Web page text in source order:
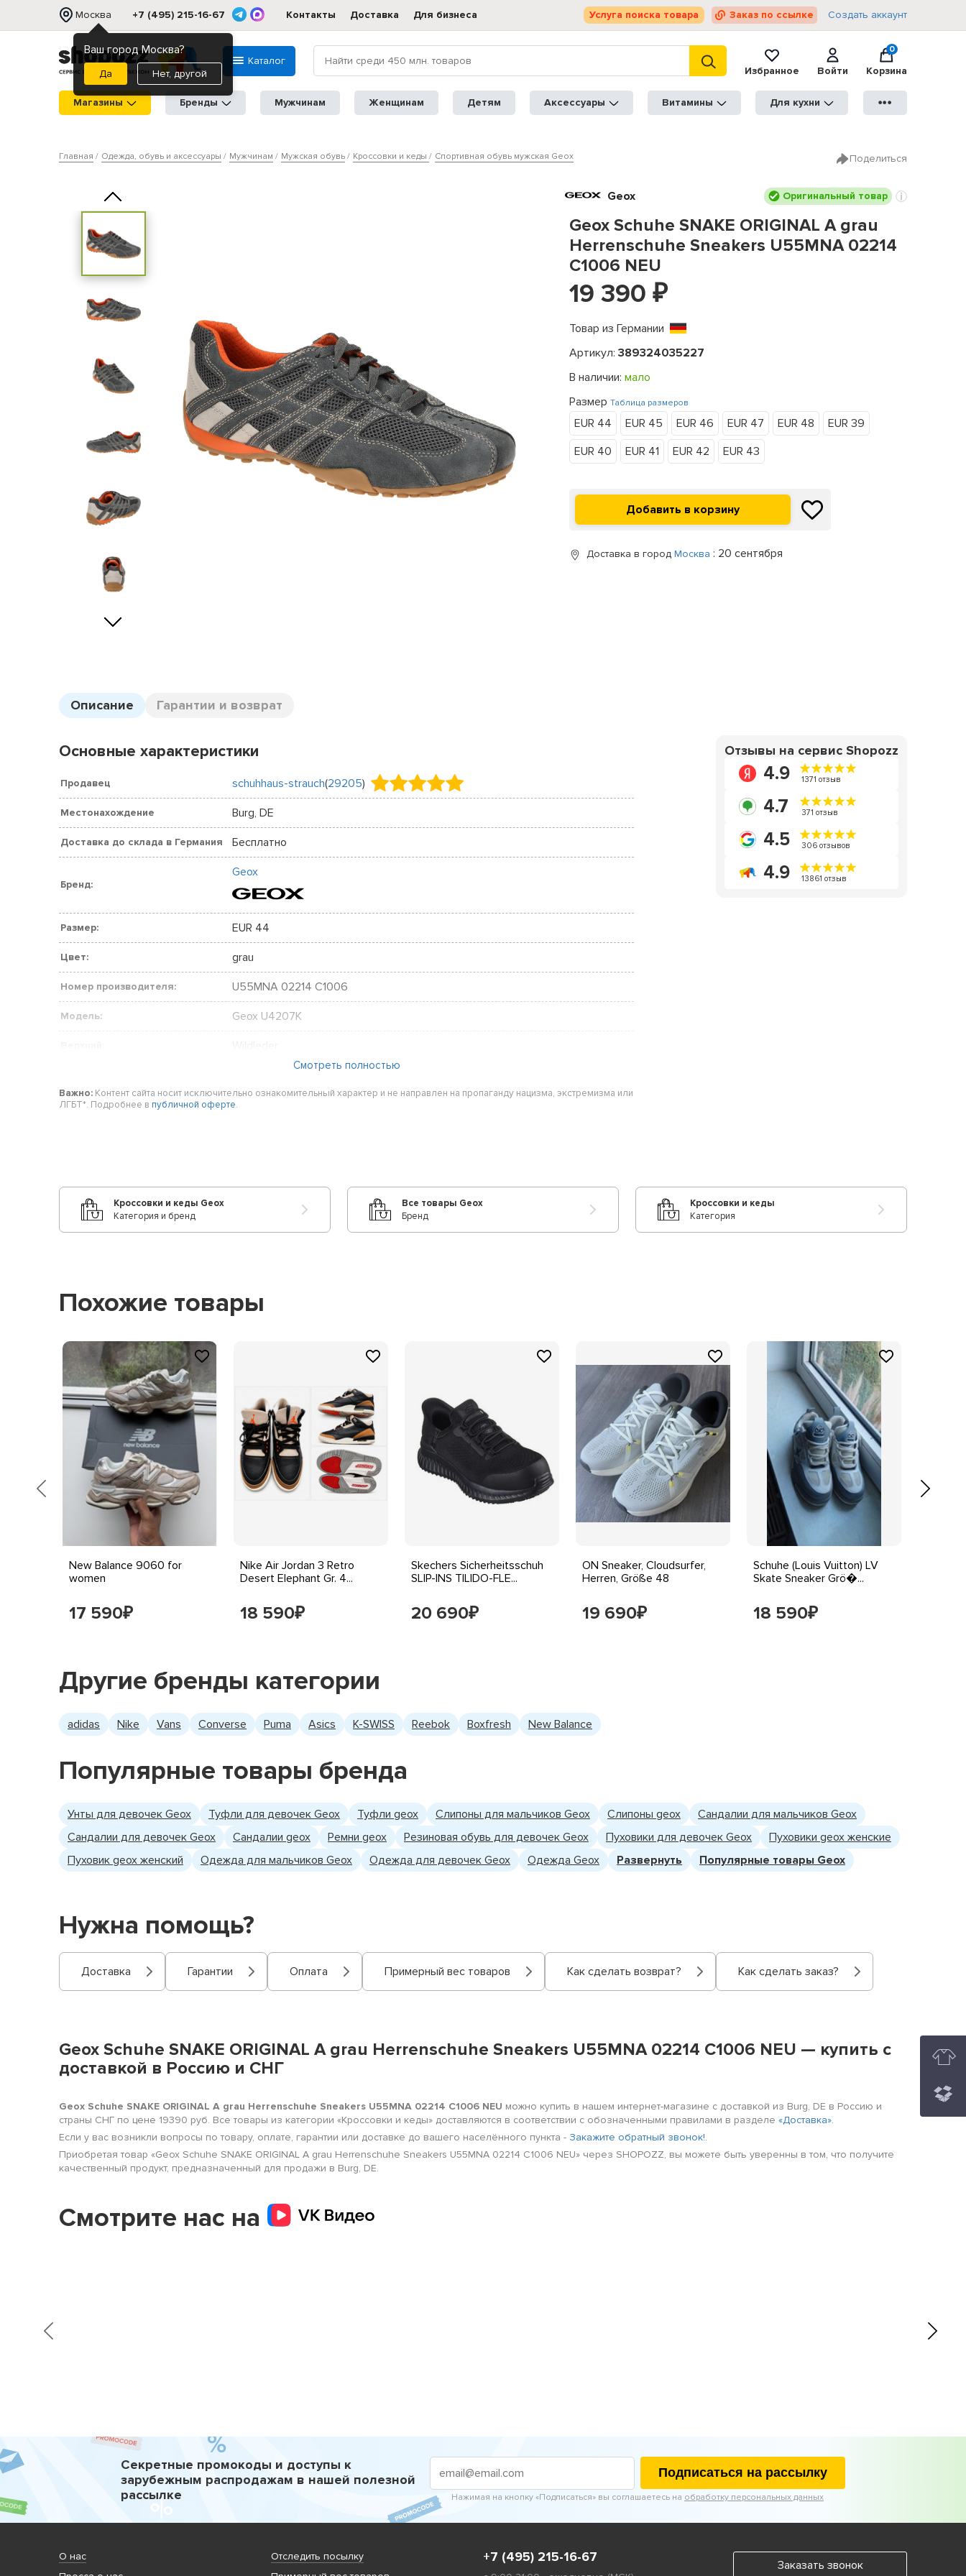
Москва
Ваш город Москва?
Нет, другой
+7 (495) 215-16-67 Контакты Доставка Для бизнеса Услуга поиска товара Заказ по ссылке Создать аккаунт
Каталог
Избранное
Войти
0
Корзина
Магазины Бренды Мужчинам Женщинам Детям Аксессуары Витамины Для кухни ●●●
Главная Одежда, обувь и аксессуары Мужчинам Мужская обувь Кроссовки и кеды Спортивная обувь мужская Geox Поделиться
Geox Оригинальный товар
Geox Schuhe SNAKE ORIGINAL A grau
Herrenschuhe Sneakers U55MNA 02214
C1006 NEU
19 390 ₽
Товар из Германии
Артикул: 389324035227
В наличии: мало
Размер Таблица размеров
EUR 44 EUR 45 EUR 46 EUR 47 EUR 48
EUR 39
EUR 40
EUR 41 EUR 42 EUR 43
Доставка в город Москва : 20 сентября
Описание Гарантии и возврат
Основные характеристики
Продавец schuhhaus-strauch(29205)
Местонахождение Burg, DE
Доставка до склада в Германия Бесплатно
Бренд:
Geox
Размер: EUR 44
Цвет: grau
Номер производителя: U55MNA 02214 C1006
Модель: Geox U4207K
Палец: rund
подошва материал:
Стиль:
Раздел: Herren
Продукт:
Смотреть полностью
Важно: Контент сайта носит исключительно ознакомительный характер и не направлен на пропаганду нацизма, экстремизма или
ЛГБТ*. Подробнее в публичной оферте.
Отзывы на сервис Shopozz
4.9 1371 отзыв
4.7 371 отзыв
4.5 306 отзывов
4.9 13861 отзыв
Кроссовки и кеды Geox
Категория и бренд
Все товары Geox
Бренд
Кроссовки и кеды
Категория
Похожие товары
New Balance 9060 for
women
17 590₽
Nike Air Jordan 3 Retro
Desert Elephant Gr. 4...
18 590₽
Skechers Sicherheitsschuh
SLIP-INS TILIDO-FLE...
20 690₽
ON Sneaker, Cloudsurfer,
Herren, Größe 48
19 690₽
Schuhe (Louis Vuitton) LV
Skate Sneaker Grö�...
18 590₽
Другие бренды категории
adidas Nike Vans Converse Puma Asics K-SWISS Reebok Boxfresh New Balance
Популярные товары бренда
Унты для девочек Geox Туфли для девочек Geox Туфли geox Слипоны для мальчиков Geox Слипоны geox
Сандалии для мальчиков Geox
Сандалии для девочек Geox
Сандалии geox Ремни geox Резиновая обувь для девочек Geox Пуховики для девочек Geox
Пуховики geox женские
Пуховик geox женский
Одежда для мальчиков Geox Одежда для девочек Geox Одежда Geox Развернуть Популярные товары Geox
Нужна помощь?
Доставка Гарантии Оплата Примерный вес товаров Как сделать возврат? Как сделать заказ?
Geox Schuhe SNAKE ORIGINAL A grau Herrenschuhe Sneakers U55MNA 02214 C1006 NEU — купить с
доставкой в Россию и СНГ
Geox Schuhe SNAKE ORIGINAL A grau Herrenschuhe Sneakers U55MNA 02214 C1006 NEU можно купить в нашем интернет-магазине с доставкой из Burg, DE в Россию и
страны СНГ по цене 19390 руб. Все товары из категории «Кроссовки и кеды» доставляются в соответствии с обозначенными правилами в разделе «Доставка».
Если у вас возникли вопросы по товару, оплате, гарантии или доставке до вашего населённого пункта - Закажите обратный звонок!.
Приобретая товар «Geox Schuhe SNAKE ORIGINAL A grau Herrenschuhe Sneakers U55MNA 02214 C1006 NEU» через SHOPOZZ, вы можете быть уверенны в том, что получите
качественный продукт, предназначенный для продажи в Burg, DE.
Смотрите нас на
Секретные промокоды и доступы к
зарубежным распродажам в нашей полезной
рассылке
Подписаться на рассылку
Нажимая на кнопку «Подписаться» вы соглашаетесь на обработку персональных данных
О нас
Отследить посылку
+7 (495) 215-16-67
Заказать звонок